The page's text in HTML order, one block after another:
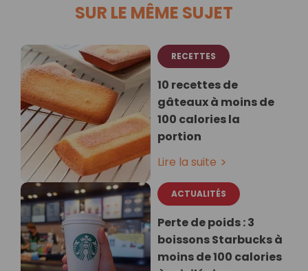
SUR LE MÊME SUJET
RECETTES
10 recettes de
gâteaux à moins de
100 calories la
portion
Lire la suite
ACTUALITÉS
Perte de poids : 3
boissons Starbucks à
moins de 100 calories